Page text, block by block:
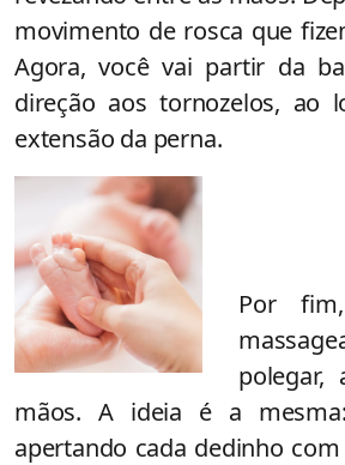
movimento de rosca que
Agora, você vai partir da
direção aos tornozelos, ao
extensão da perna.
Por
polegar,
mãos. A ideia é a
apertando cada dedinho